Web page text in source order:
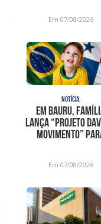
apont
Em 07/08/2026
NOTÍCIA,
Em Bauru,
lança “Projeto
Movimento”
Em 07/08/2026